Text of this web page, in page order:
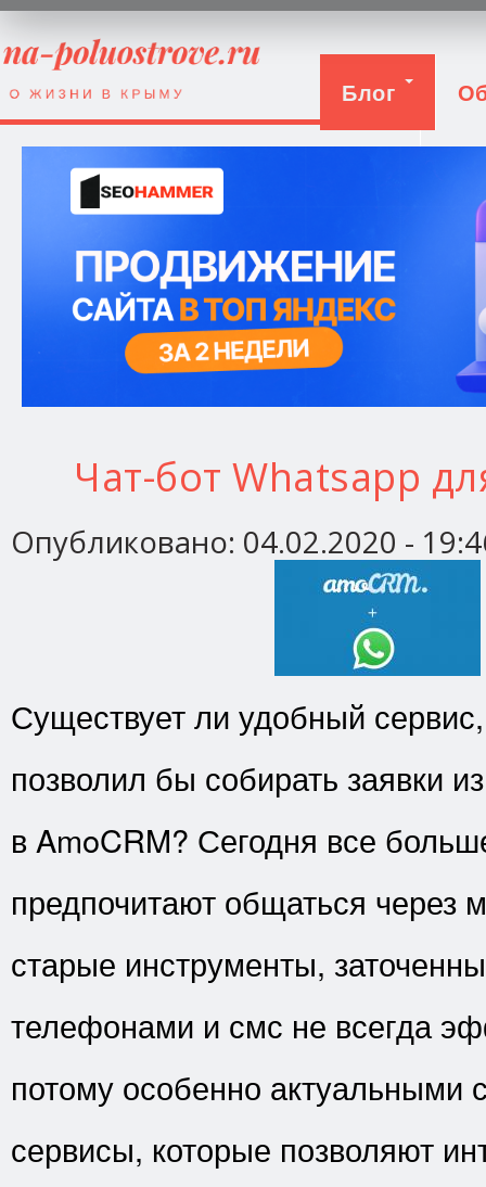
Блог
Чат-бот Whatsapp
Опубликовано: 04.02.2020 -
Существует ли удобный
позволил бы собирать заявки
в AmoCRM? Сегодня все
предпочитают общаться через
старые инструменты,
телефонами и смс не всегда
потому особенно актуальными
сервисы, которые позволяют